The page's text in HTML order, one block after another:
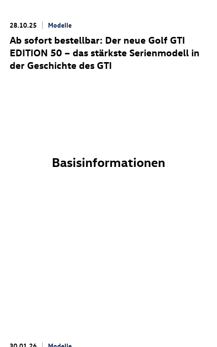
28.10.25 Modelle
Ab sofort bestellbar: Der neue Golf GTI
EDITION 50 – das stärkste Serienmodell in
der Geschichte des GTI
Basisinformationen